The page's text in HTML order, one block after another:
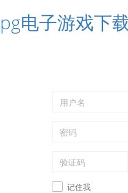
pg电子游戏下
记住我